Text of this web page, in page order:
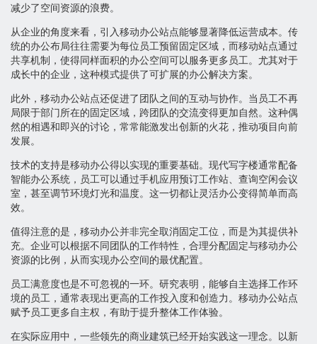
减少了空间资源的浪费。
从企业的角度来看，引入移动办公站点能够显著降低运营成本。传
统的办公布局往往需要为每位员工预留固定区域，而移动站点通过
共享机制，使得同样面积的办公空间可以服务更多员工。尤其对于
成长中的企业，这种模式提供了可扩展的办公解决方案。
此外，移动办公站点还促进了团队之间的互动与协作。当员工不再
局限于部门所在的固定区域，跨团队的交流变得更加自然。这种偶
然的相遇和即兴的讨论，常常能激发出创新的火花，推动项目向前
发展。
技术的支持是移动办公得以实现的重要基础。现代写字楼通常配备
智能办公系统，员工可以通过手机应用预订工作站、查询空闲会议
室，甚至调节环境灯光和温度。这一切都让灵活办公变得简单而高
效。
值得注意的是，移动办公并非完全取消固定工位，而是为其提供补
充。企业可以根据不同团队的工作特性，合理分配固定与移动办公
资源的比例，从而实现办公空间的最优配置。
员工满意度也是不可忽视的一环。研究表明，能够自主选择工作环
境的员工，通常表现出更高的工作投入度和创造力。移动办公站点
赋予员工更多自主权，有助于提升整体工作体验。
在实际应用中，一些领先的商业建筑已经开始实践这一理念。以新